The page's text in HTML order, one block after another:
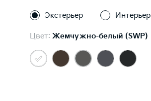
Экстерьер Интерьер
Цвет: Жемчужно-белый (SWP)